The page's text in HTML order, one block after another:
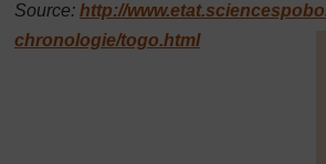
Source: http://
chronologie/togo.html